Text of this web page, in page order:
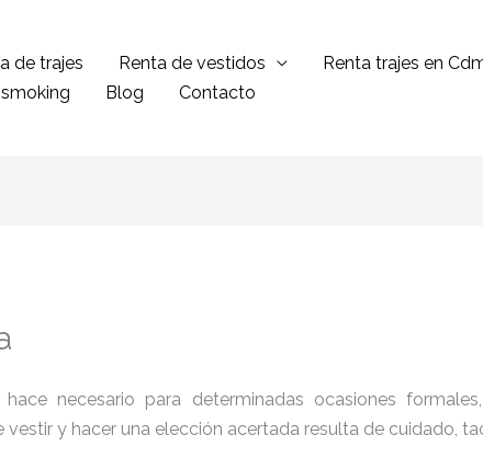
de trajes Renta de vestidos Renta trajes en
Blog Contacto
necesario para determinadas ocasiones
vestir y hacer una elección acertada resulta de cuidado,